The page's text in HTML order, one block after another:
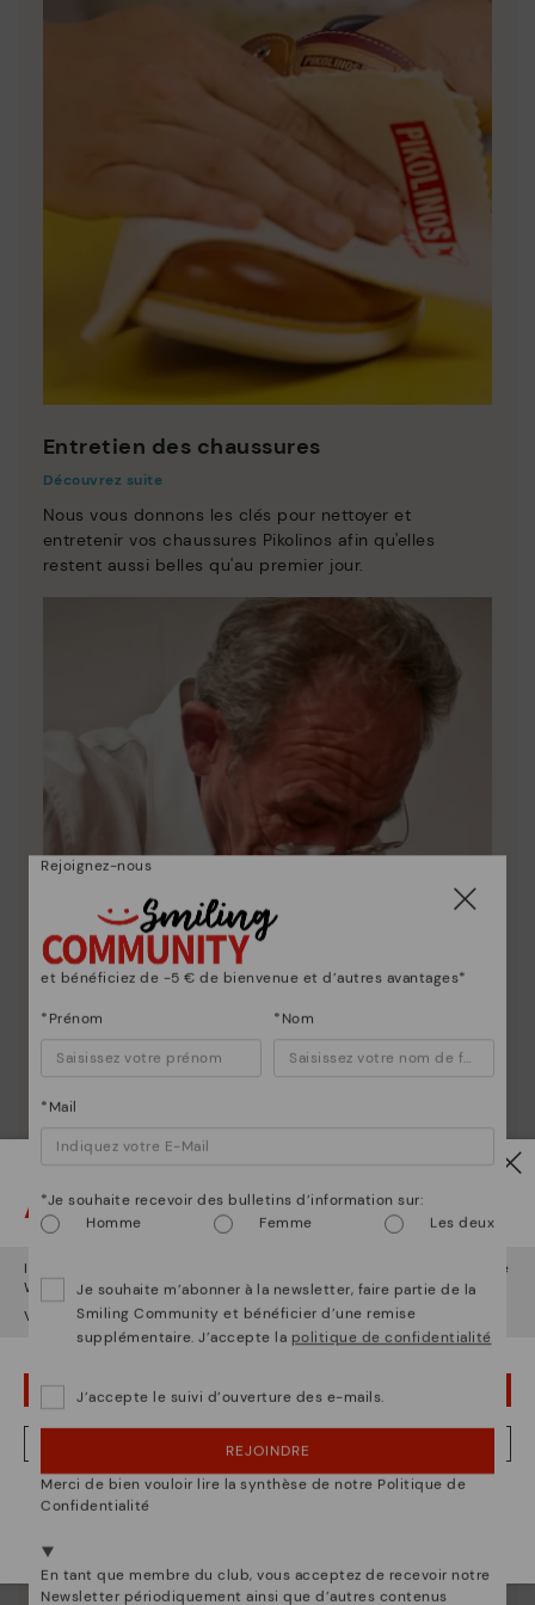
Entretien des chaussures
Découvrez suite
Nous vous donnons les clés pour nettoyer et
entretenir vos chaussures Pikolinos afin qu'elles
restent aussi belles qu'au premier jour.
La nature de Pikolinos
Découvrez suite
chaussure unique.
Attention !
Il semble que vous êtes en
et vous allez accéder au site
Web deFrance.
Voulez-vous aller sur le site Web deÉtats-Unis ?
OUPS... JE ME SUIS TROMPÉ, JE VEUX RESTER EN ÉTATS-UNIS
NON, JE VEUX ALLER SUR LE SITE WEB DU FRANCE
Nous sommes présents dans plus de 29 boutiques
Rejoignez-nous
et bénéficiez de -5 € de bienvenue et d’autres avantages*
*Prénom *Nom
*Mail
*Je souhaite recevoir des bulletins d’information sur:
Homme
Femme Les deux
Je souhaite m’abonner à la newsletter, faire partie de la
Smiling Community et bénéficier d’une remise
supplémentaire. J’accepte la politique de confidentialité
J’accepte le suivi d’ouverture des e-mails.
REJOINDRE
Merci de bien vouloir lire la synthèse de notre Politique de
Confidentialité
En tant que membre du club, vous acceptez de recevoir notre
Newsletter périodiquement ainsi que d’autres contenus